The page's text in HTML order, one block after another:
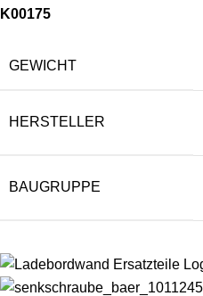
K00175
GEWICHT
HERSTELLER
BAUGRUPPE